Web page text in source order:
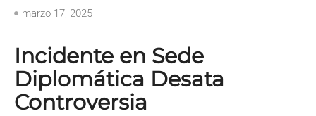
marzo 17, 2025
Incidente en Sede
Diplomática Desata
Controversia